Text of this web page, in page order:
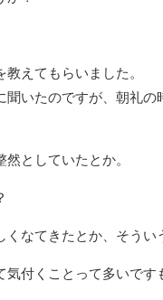
えてもらいました。
いたのですが、朝礼
としていたとか。
なてきたとか、そうい
付くことって多いです